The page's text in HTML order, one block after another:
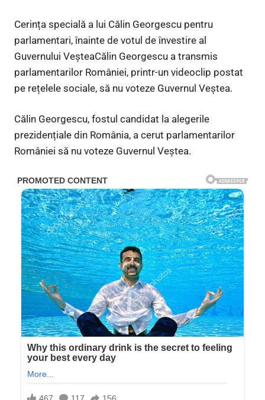
Cerința specială a lui Călin Georgescu pentru
parlamentari, înainte de votul de învestire al
Guvernului VeșteaCălin Georgescu a transmis
parlamentarilor României, printr-un videoclip postat
pe rețelele sociale, să nu voteze Guvernul Veștea.
Călin Georgescu, fostul candidat la alegerile
prezidențiale din România, a cerut parlamentarilor
României să nu voteze Guvernul Veștea.